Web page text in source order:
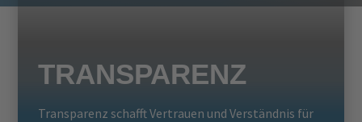
TRANSPARENZ
Transparenz schafft Vertrauen und Verständnis für